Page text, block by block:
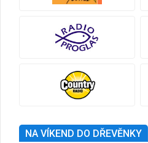
NA VÍKEND DO DŘEVĚNKY